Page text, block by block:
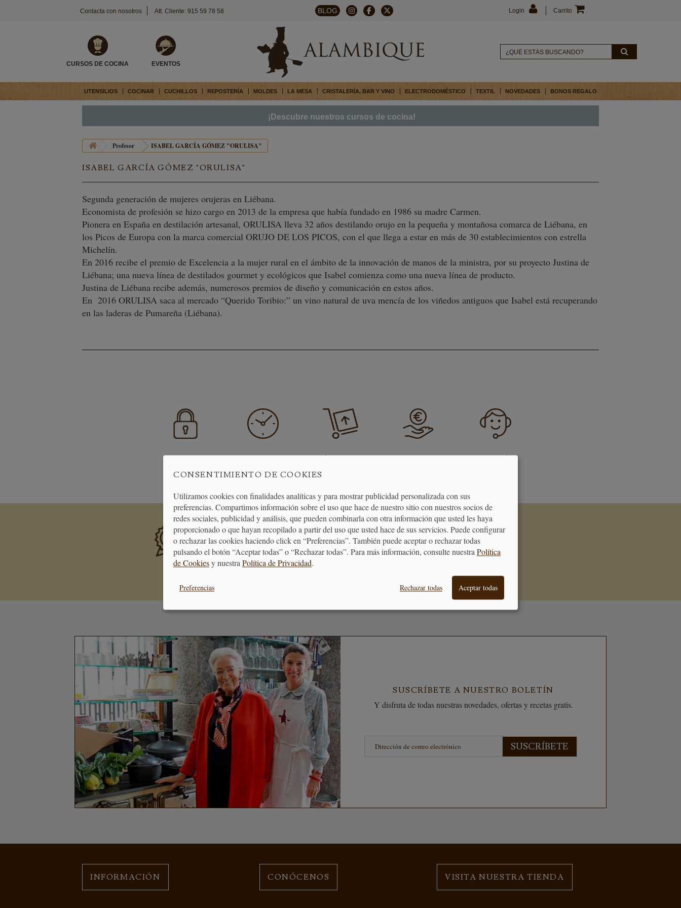
Contacta con nosotros Att. Cliente: 915 59 78 58 BLOG Carrito
Login
CURSOS DE COCINA EVENTOS
UTENSILIOS COCINAR CUCHILLOS REPOSTERÍA MOLDES LA MESA CRISTALERÍA, BAR Y VINO ELECTRODOMÉSTICO TEXTIL NOVEDADES BONOS REGALO
¡Descubre nuestros cursos de cocina!
Profesor ISABEL GARCÍA GÓMEZ "ORULISA"
ISABEL GARCÍA GÓMEZ "ORULISA"
Segunda generación de mujeres orujeras en Liébana.
Economista de profesión se hizo cargo en 2013 de la empresa que había fundado en 1986 su madre Carmen.
Pionera en España en destilación artesanal, ORULISA lleva 32 años destilando orujo en la pequeña y montañosa comarca de Liébana, en
los Picos de Europa con la marca comercial ORUJO DE LOS PICOS, con el que llega a estar en más de 30 establecimientos con estrella
Michelín.
En 2016 recibe el premio de Excelencia a la mujer rural en el ámbito de la innovación de manos de la ministra, por su proyecto Justina de
Liébana; una nueva línea de destilados gourmet y ecológicos que Isabel comienza como una nueva línea de producto.
Justina de Liébana recibe además, numerosos premios de diseño y comunicación en estos años.
En 2016 ORULISA saca al mercado “Querido Toribio:” un vino natural de uva mencía de los viñedos antiguos que Isabel está recuperando
en las laderas de Pumareña (Liébana).
PREMIAMOS TUS COMPRAS
Consigue puntos en tus compras que
se transformarán en vales descuento
BONO REGALO
La forma más fácil de acertar cuando
quieras hacer un regalo
SUSCRÍBETE A NUESTRO BOLETÍN
Y disfruta de todas nuestras novedades, ofertas y recetas gratis.
SUSCRÍBETE
INFORMACIÓN CONÓCENOS VISITA NUESTRA TIENDA
CONSENTIMIENTO DE COOKIES
Utilizamos cookies con finalidades analíticas y para mostrar publicidad personalizada con sus
preferencias. Compartimos información sobre el uso que hace de nuestro sitio con nuestros socios de
redes sociales, publicidad y análisis, que pueden combinarla con otra información que usted les haya
proporcionado o que hayan recopilado a partir del uso que usted hace de sus servicios. Puede configurar
o rechazar las cookies haciendo click en “Preferencias”. También puede aceptar o rechazar todas
pulsando el botón “Aceptar todas” o “Rechazar todas”. Para más información, consulte nuestraPolítica
de Cookiesy nuestraPolítica de Privacidad.
Preferencias Rechazar todas Aceptar todas